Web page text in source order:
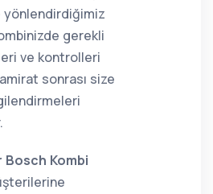
yönlendirdiğimiz
gerekli
ve kontrolleri
sonrası size
Bosch Kombi